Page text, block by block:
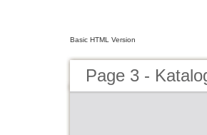
Basic HTML Version
Page 3 -